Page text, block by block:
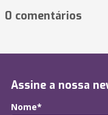
0 comentários
Assine a nossa
Nome*